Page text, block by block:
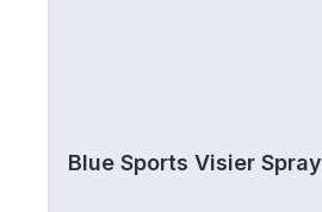
Blue Sports Visier Spray